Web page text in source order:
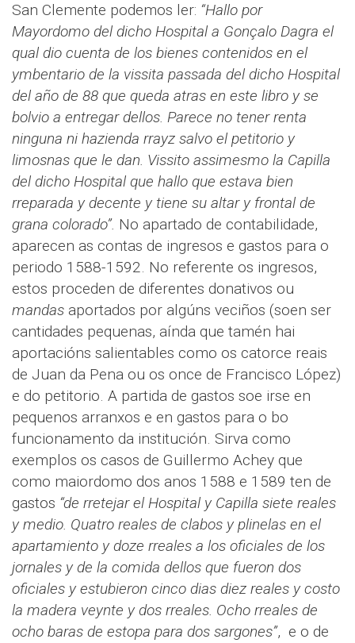
San Clemente podemos ler: “Hallo por
Mayordomo del dicho Hospital a Gonçalo Dagra el
qual dio cuenta de los bienes contenidos en el
ymbentario de la vissita passada del dicho Hospital
del año de 88 que queda atras en este libro y se
bolvio a entregar dellos. Parece no tener renta
ninguna ni hazienda rrayz salvo el petitorio y
limosnas que le dan. Vissito assimesmo la Capilla
del dicho Hospital que hallo que estava bien
rreparada y decente y tiene su altar y frontal de
grana colorado”. No apartado de contabilidade,
aparecen as contas de ingresos e gastos para o
periodo 1588-1592. No referente os ingresos,
estos proceden de diferentes donativos ou
mandas aportados por algúns veciños (soen ser
cantidades pequenas, aínda que tamén hai
aportacións salientables como os catorce reais
de Juan da Pena ou os once de Francisco López)
e do petitorio. A partida de gastos soe irse en
pequenos arranxos e en gastos para o bo
funcionamento da institución. Sirva como
exemplos os casos de Guillermo Achey que
como maiordomo dos anos 1588 e 1589 ten de
gastos “de rretejar el Hospital y Capilla siete reales
y medio. Quatro reales de clabos y plinelas en el
apartamiento y doze rreales a los oficiales de los
jornales y de la comida dellos que fueron dos
oficiales y estubieron cinco dias diez reales y costo
la madera veynte y dos rreales. Ocho rreales de
ocho baras de estopa para dos sargones”, e o de